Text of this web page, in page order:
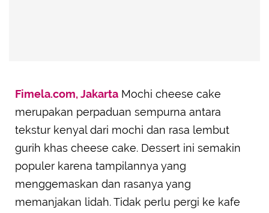
Fimela.com, Jakarta Mochi cheese cake
merupakan perpaduan sempurna antara
tekstur kenyal dari mochi dan rasa lembut
gurih khas cheese cake. Dessert ini semakin
populer karena tampilannya yang
menggemaskan dan rasanya yang
memanjakan lidah. Tidak perlu pergi ke kafe